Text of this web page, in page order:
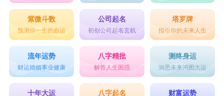
紫微斗数
预测你一生的命运
公司起名
初创公司起名玄机
塔罗牌
指引你的未来人生
流年运势
财运婚姻事业健康
八字精批
解答人生困惑
测终身运
洞悉未来鸿图大运
十年大运 八字起名 财富运势